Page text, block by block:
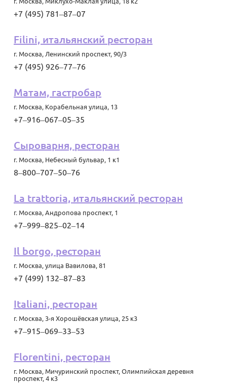
+7 (495) 781‒87‒07
Filini, итальянский ресторан
г. Москва, Ленинский проспект, 90/3
+7 (495) 926‒77‒76
Матам, гастробар
г. Москва, Корабельная улица, 13
+7‒916‒067‒05‒35
Сыроварня, ресторан
г. Москва, Небесный бульвар, 1 к1
8‒800‒707‒50‒76
La trattoria, итальянский ресторан
г. Москва, Андропова проспект, 1
+7‒999‒825‒02‒14
Il borgo, ресторан
г. Москва, улица Вавилова, 81
+7 (499) 132‒87‒83
Italiani, ресторан
г. Москва, 3-я Хорошёвская улица, 25 к3
+7‒915‒069‒33‒53
Florentini, ресторан
г. Москва, Мичуринский проспект, Олимпийская деревня
проспект, 4 к3